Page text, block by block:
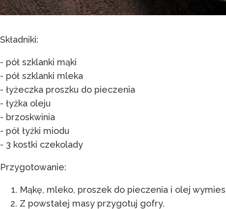
Składniki:
- pół szklanki mąki
- pół szklanki mleka
- łyżeczka proszku do pieczenia
- łyżka oleju
- brzoskwinia
- pół łyżki miodu
- 3 kostki czekolady
Przygotowanie:
Mąkę, mleko, proszek do pieczenia i olej
Z powstałej masy przygotuj gofry.